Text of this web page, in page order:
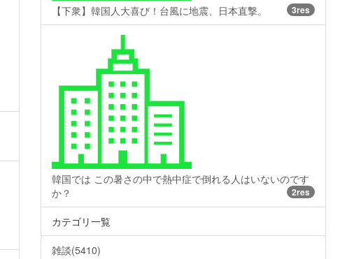
【下衆】韓国人大喜び！台風に地震、日本直撃。 3res
韓国では この暑さの中で熱中症で倒れる人はいないのです
か？
2res
カテゴリ一覧
雑談(5410)